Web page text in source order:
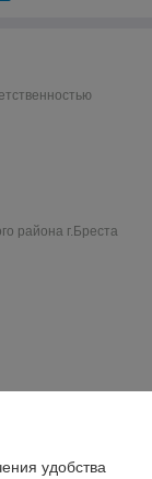
района г.Бреста
удобства